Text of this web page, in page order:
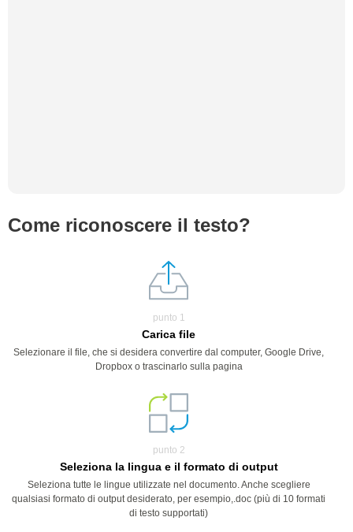
Come riconoscere il testo?
punto 1
Carica file
Selezionare il file, che si desidera convertire dal computer, Google Drive,
Dropbox o trascinarlo sulla pagina
punto 2
Seleziona la lingua e il formato di output
Seleziona tutte le lingue utilizzate nel documento. Anche scegliere
qualsiasi formato di output desiderato, per esempio,.doc (più di 10 formati
di testo supportati)